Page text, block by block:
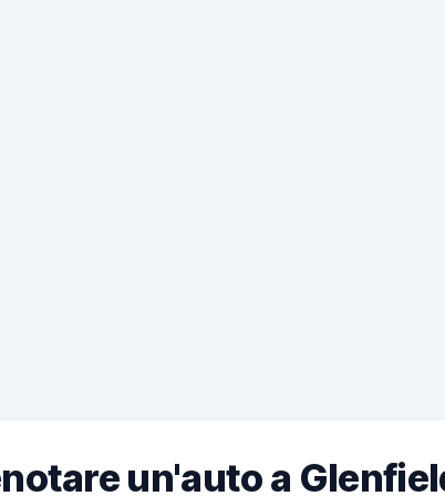
un'auto a